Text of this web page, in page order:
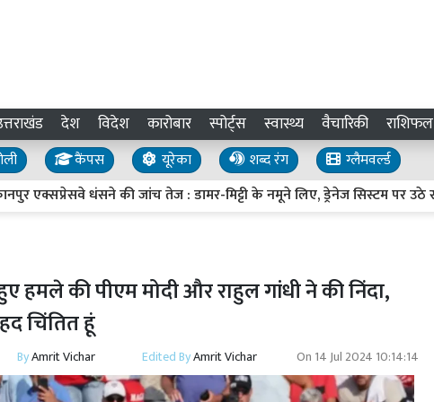
देश विदेश कारोबार स्पोर्ट्स स्वास्थ्य वैचारिकी राशिफल
कैंपस यूरेका शब्द रंग
ग्लैमवर्ल्ड
धंसने की जांच तेज : डामर-मिट्टी के नमूने लिए, ड्रेनेज सिस्टम पर उठे सवाल
हुए हमले की पीएम मोदी और राहुल गांधी ने की निंदा,
चिंतित हूं
ByAmrit Vichar Edited ByAmrit Vichar On 14 Jul 2024 10:14:14